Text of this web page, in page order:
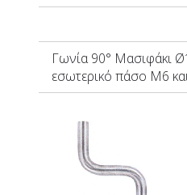
Γωνία 90° Μασιφάκι
εσωτερικό πάσο Μ6